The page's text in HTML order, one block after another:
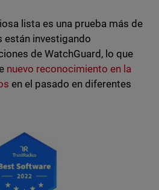
lista es una prueba más de
están investigando
de WatchGuard, lo que
nuevo reconocimiento en la
en el pasado en diferentes